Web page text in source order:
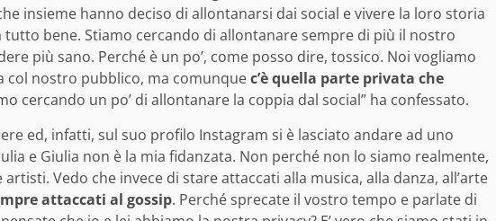
insieme hanno deciso di allontanarsi dai social e vivere la loro storia
tutto bene. Stiamo cercando di allontanare sempre di più il nostro
più sano. Perché è un po’, come posso dire, tossico. Noi vogliamo
col nostro pubblico, ma comunquec’è quella parte privata che
cercando un po’ di allontanare la coppia dal social” ha confessato.
ed, infatti, sul suo profilo Instagram si è lasciato andare ad uno
e Giulia non è la mia fidanzata. Non perché non lo siamo realmente,
Vedo che invece di stare attaccati alla musica, alla danza, all’arte
attaccati al gossip. Perché sprecate il vostro tempo e parlate di